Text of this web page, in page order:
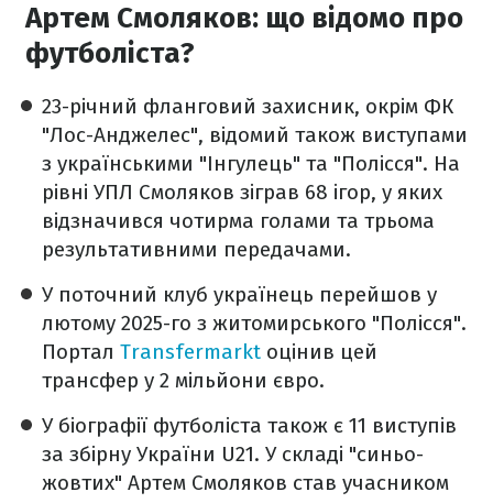
Артем Смоляков: що відомо про
футболіста?
23-річний фланговий захисник, окрім ФК
"Лос-Анджелес", відомий також виступами
з українськими "Інгулець" та "Полісся". На
рівні УПЛ Смоляков зіграв 68 ігор, у яких
відзначився чотирма голами та трьома
результативними передачами.
У поточний клуб українець перейшов у
лютому 2025-го з житомирського "Полісся".
Портал Transfermarkt оцінив цей
трансфер у 2 мільйони євро.
У біографії футболіста також є 11 виступів
за збірну України U21. У складі "синьо-
жовтих" Артем Смоляков став учасником